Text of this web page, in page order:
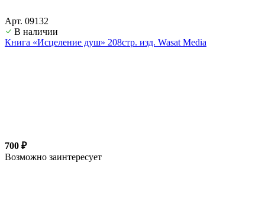
Арт. 09132
В наличии
Книга «Исцеление душ» 208стр. изд. Wasat Media
700 ₽
Возможно заинтересует